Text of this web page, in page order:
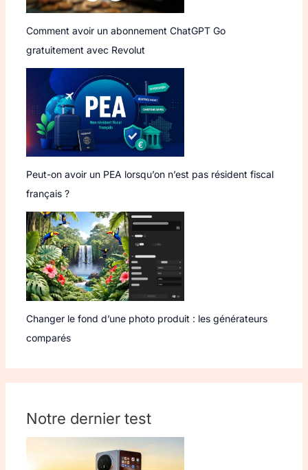
Comment avoir un abonnement ChatGPT Go
gratuitement avec Revolut
Peut-on avoir un PEA lorsqu’on n’est pas résident fiscal
français ?
Changer le fond d’une photo produit : les générateurs
comparés
Notre dernier test